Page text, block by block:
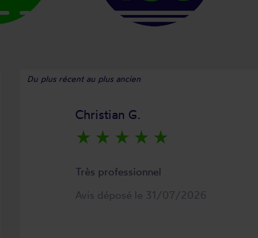
Du plus récent au plus ancien
Christian G.
star_rate star_rate star_rate star_rate star_rate
Très professionnel
Avis déposé le 31/07/2026